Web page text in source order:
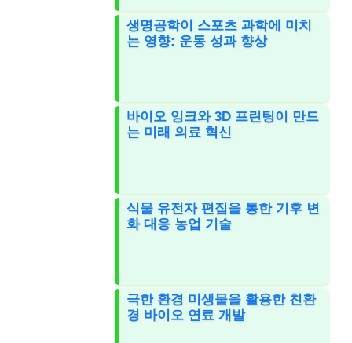
생명공학이 스포츠 과학에 미치
는 영향: 운동 성과 향상
바이오 잉크와 3D 프린팅이 만드
는 미래 의료 혁신
식물 유전자 편집을 통한 기후 변
화 대응 농업 기술
극한 환경 미생물을 활용한 친환
경 바이오 연료 개발